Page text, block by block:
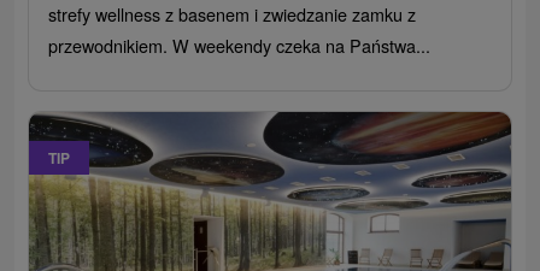
strefy wellness z basenem i zwiedzanie zamku z
przewodnikiem. W weekendy czeka na Państwa...
TIP